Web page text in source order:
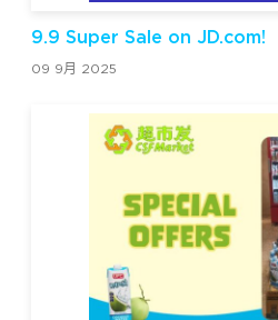
9.9 Super Sale on JD.com!
09 9月 2025